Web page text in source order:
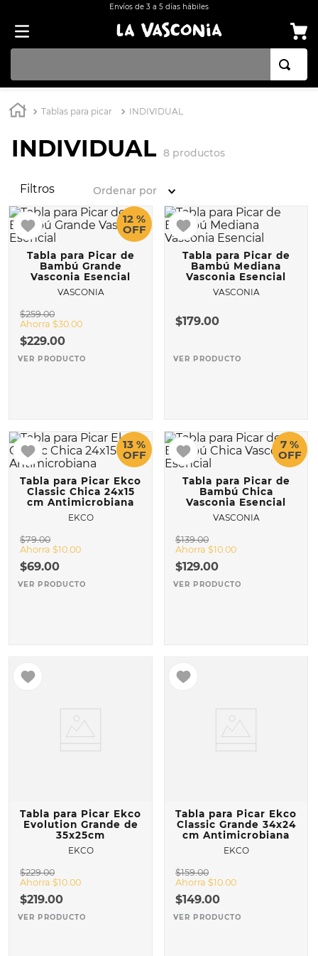
Envíos de 3 a 5 días hábiles
Tablas para picar INDIVIDUAL
INDIVIDUAL 8 productos
Filtros Ordenar por
12 %
OFF
Tabla para Picar de
Bambú Grande
Vasconia Esencial
VASCONIA
$259.00
Ahorra $30.00
$229.00
VER PRODUCTO
Tabla para Picar de
Bambú Mediana
Vasconia Esencial
VASCONIA
$179.00
VER PRODUCTO
13 %
OFF
Tabla para Picar Ekco
Classic Chica 24x15
cm Antimicrobiana
EKCO
$79.00
Ahorra $10.00
$69.00
VER PRODUCTO
7 %
OFF
Tabla para Picar de
Bambú Chica
Vasconia Esencial
VASCONIA
$139.00
Ahorra $10.00
$129.00
VER PRODUCTO
Tabla para Picar Ekco
Evolution Grande de
35x25cm
EKCO
$229.00
Ahorra $10.00
$219.00
VER PRODUCTO
Tabla para Picar Ekco
Classic Grande 34x24
cm Antimicrobiana
EKCO
$159.00
Ahorra $10.00
$149.00
VER PRODUCTO
1. BATERÍA COCINA EKCO ALUMINIO ANTIADHERENTE 32 PIEZAS
2 . BATERÍA COCINA CON ANTIADHERENTE EKCO 32 PIEZAS ALUMINIO
. ARROCERA
5 INDUCCIÓN
6. SARTEN
VAPORERAS
BATERÍA
. ACERO INOXIDABLE
10. COMAL